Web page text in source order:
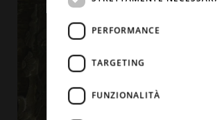
PERFORMANCE
TARGETING
FUNZIONALITÀ